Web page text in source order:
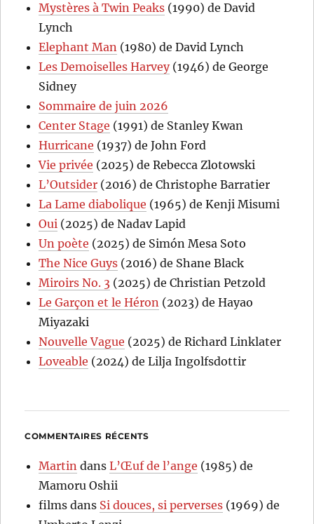
Mystères à Twin Peaks (1990) de David
Lynch
Elephant Man (1980) de David Lynch
Les Demoiselles Harvey(1946) de George
Sidney
Sommaire de juin 2026
Center Stage (1991) de Stanley Kwan
Hurricane (1937) de John Ford
Vie privée (2025) de Rebecca Zlotowski
L’Outsider (2016) de Christophe Barratier
La Lame diabolique (1965) de Kenji Misumi
Oui (2025) de Nadav Lapid
Un poète (2025) de Simón Mesa Soto
The Nice Guys (2016) de Shane Black
Miroirs No. 3 (2025) de Christian Petzold
Le Garçon et le Héron (2023) de Hayao
Miyazaki
Nouvelle Vague (2025) de Richard Linklater
Loveable (2024) de Lilja Ingolfsdottir
COMMENTAIRES RÉCENTS
Martin dansL’Œuf de l’ange (1985) de
Mamoru Oshii
films dans Si douces, si perverses (1969) de